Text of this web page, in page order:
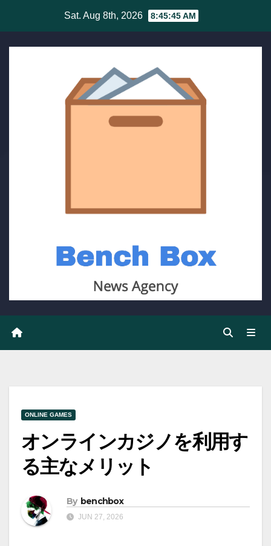
content
Sat. Aug 8th, 2026 8:45:46 AM
ONLINE GAMES
オンラインカジノを利用す
る主なメリット
By benchbox
JUN 27, 2026